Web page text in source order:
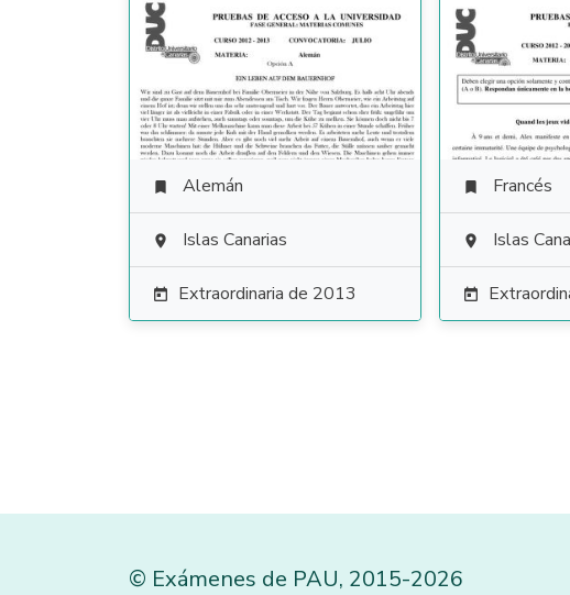
 Alemán
 Islas Canarias
 Extraordinaria de 2013
 Francés
 Islas

© Exámenes de PAU, 2015-2026